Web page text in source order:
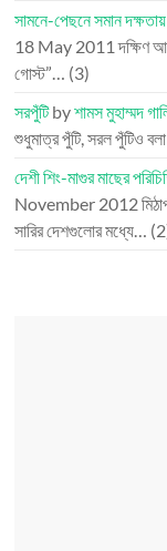
সামনে-পেছনে সমান দক্ষতায়
18 May 2011 দক্ষিণ
গোস্ট”… (3)
সরপুঁটিbyশামস মুহাম্মদ
শুধুমাত্র পুঁটি, সরল পুঁটিও
দেশী শিং-মাগুর মাছের
November 2012
সারির দেশগুলোর মধ্যে…